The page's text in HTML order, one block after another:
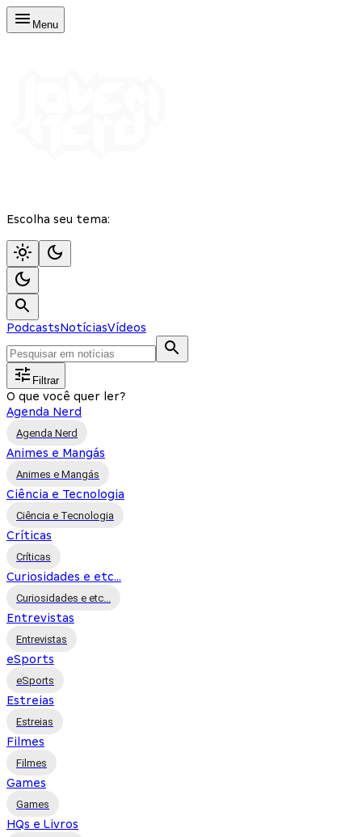
Menu
Escolha seu tema:
PodcastsNotíciasVídeos
Filtrar
O que você quer ler?
Agenda Nerd
Agenda Nerd
Animes e Mangás
Animes e Mangás
Ciência e Tecnologia
Ciência e Tecnologia
Críticas
Críticas
Curiosidades e etc...
Curiosidades e etc...
Entrevistas
Entrevistas
eSports
eSports
Estreias
Estreias
Filmes
Filmes
Games
Games
HQs e Livros